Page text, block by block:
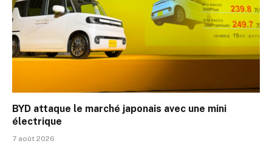
BYD attaque le marché japonais avec une mini
électrique
7 août 2026